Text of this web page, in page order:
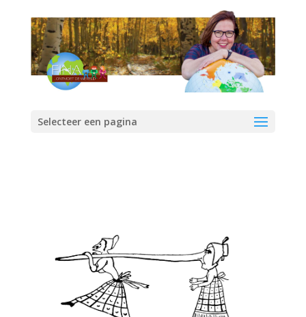
Selecteer een pagina